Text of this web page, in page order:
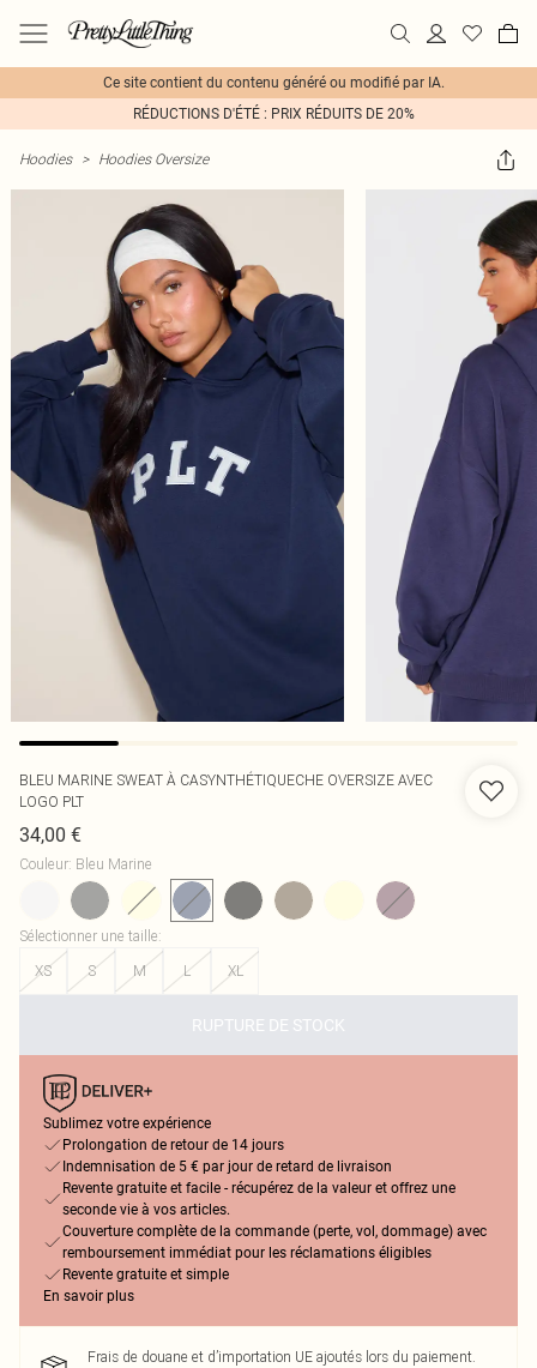
Ce site contient du contenu généré ou modifié par IA.
RÉDUCTIONS D'ÉTÉ : PRIX RÉDUITS DE 20%
Hoodies > Hoodies Oversize
BLEU MARINE SWEAT À CASYNTHÉTIQUECHE OVERSIZE AVEC
LOGO PLT
34,00 €
Couleur: Bleu Marine
Sélectionner une taille:
XS
S M L XL
RUPTURE DE STOCK
Sublimez votre expérience
Prolongation de retour de 14 jours
Indemnisation de 5 € par jour de retard de livraison
Revente gratuite et facile - récupérez de la valeur et offrez une
seconde vie à vos articles.
Couverture complète de la commande (perte, vol, dommage) avec
remboursement immédiat pour les réclamations éligibles
Revente gratuite et simple
En savoir plus
Frais de douane et d’importation UE ajoutés lors du paiement.